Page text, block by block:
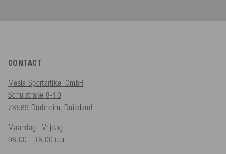
CONTACT
Mesle Sportartikel GmbH
Schulstraße 8-10
78589 Dürbheim, Duitsland
Maandag - Vrijdag
08.00 - 18.00 uur